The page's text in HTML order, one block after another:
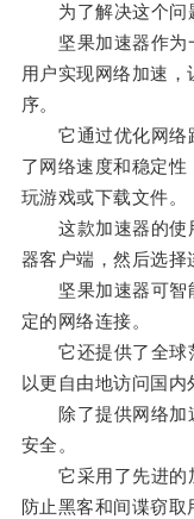
为了解决这个问题
坚果加速器作为
用户实现网络加速
序。
它通过优化网络
了网络速度和稳定性
玩游戏或下载文件。
这款加速器的使
器客户端，然后选择
坚果加速器可智
定的网络连接。
它还提供了全球
以更自由地访问国内
除了提供网络加
安全。
它采用了先进的加
防止黑客和间谍窃取